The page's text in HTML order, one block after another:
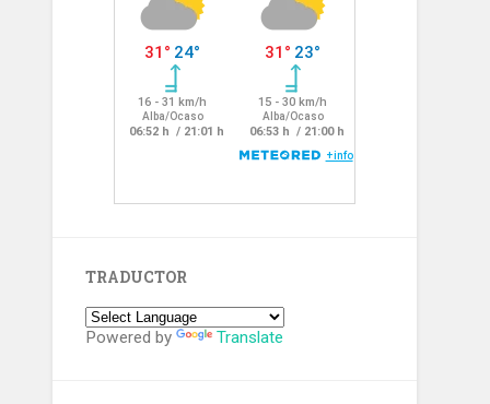
TRADUCTOR
Powered by Translate